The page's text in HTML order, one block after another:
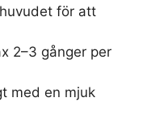
för att
2–3 gånger per
med en mjuk